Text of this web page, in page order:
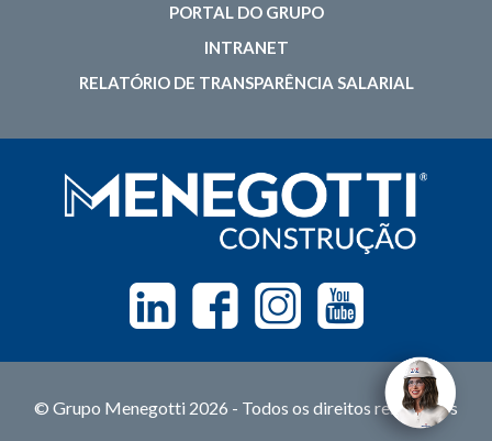
PORTAL DO GRUPO
INTRANET
RELATÓRIO DE TRANSPARÊNCIA SALARIAL
Linkedin FacebookInstagramYoutube
© Grupo Menegotti 2026 - Todos os direitos reservados